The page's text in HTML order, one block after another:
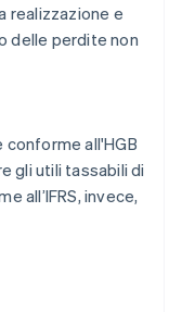
realizzazione e
delle perdite non
conforme all'HGB
gli utili tassabili di
all’IFRS, invece,